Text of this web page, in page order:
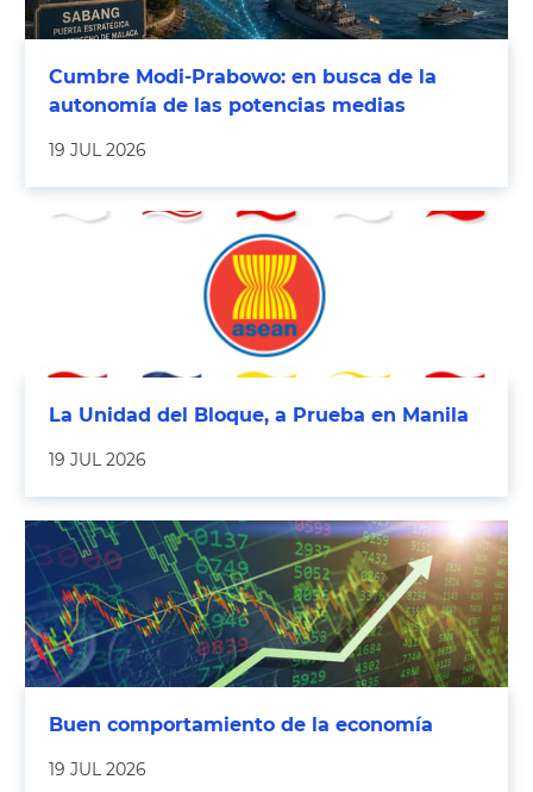
Cumbre Modi-Prabowo: en busca de la
autonomía de las potencias medias
19 JUL 2026
La Unidad del Bloque, a Prueba en Manila
19 JUL 2026
Buen comportamiento de la economía
19 JUL 2026